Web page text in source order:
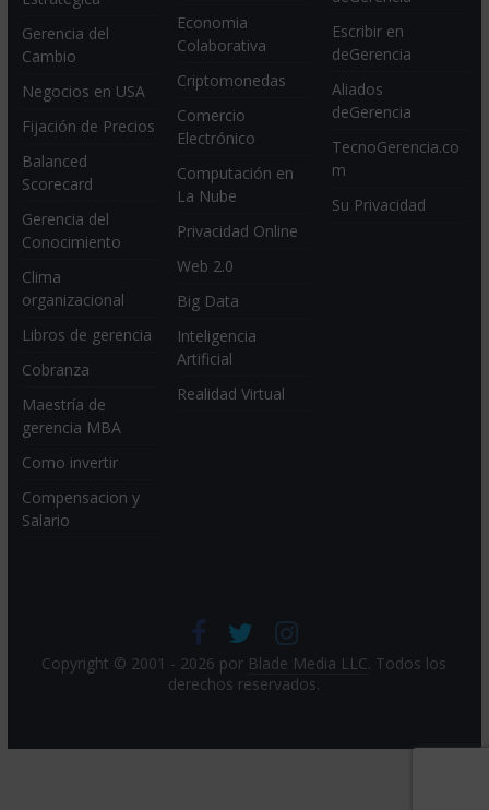
Gerencia del
Cambio
Negocios en USA
Fijación de Precios
Balanced
Scorecard
Gerencia del
Conocimiento
Clima
organizacional
Libros de gerencia
Cobranza
Maestría de
gerencia MBA
Como invertir
Compensacion y
Salario
Economia
Colaborativa
Criptomonedas
Comercio
Electrónico
Computación en
La Nube
Privacidad Online
Web 2.0
Big Data
Inteligencia
Artificial
Realidad Virtual
Escribir en
deGerencia
Aliados
deGerencia
TecnoGerencia.co
m
Su Privacidad
Copyright © 2001 - 2026 por Blade Media LLC. Todos los
derechos reservados.